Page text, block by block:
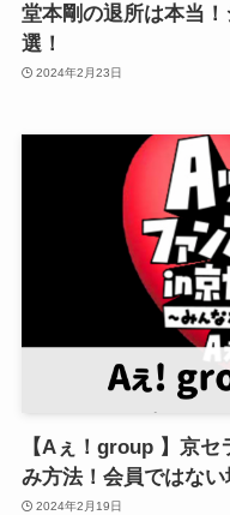
堂本剛の退所は本当
選！
2024年2月23日
【Aぇ！group 】京
み方法！会員ではな
2024年2月19日